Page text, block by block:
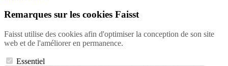
Remarques sur les cookies Faisst
Faisst utilise des cookies afin d'optimiser la conception de son site
web et de l'améliorer en permanence.
Essentiel